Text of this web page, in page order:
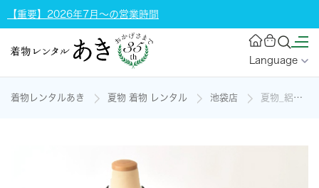
【重要】2026年7月～の営業時間
Language
着物レンタルあき 夏物 着物 レンタル 池袋店 夏物_絽黒留袖〈御所車・五葉松〉の着物レンタル